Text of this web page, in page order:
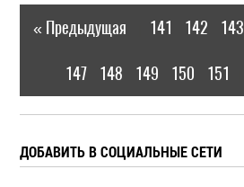
« Предыдущая 141 142 143
147 148 149 150 151
ДОБАВИТЬ В СОЦИАЛЬНЫЕ СЕТИ